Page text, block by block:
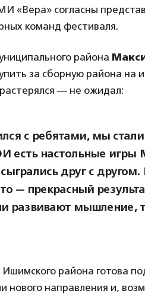
«Вера» согласны
команд фестиваля.
района
за сборную района на
— не ожидал:
с ребятами, мы стали
есть настольные игры
друг с
— прекрасный
развивают мышление,
района готова
нового направления и,